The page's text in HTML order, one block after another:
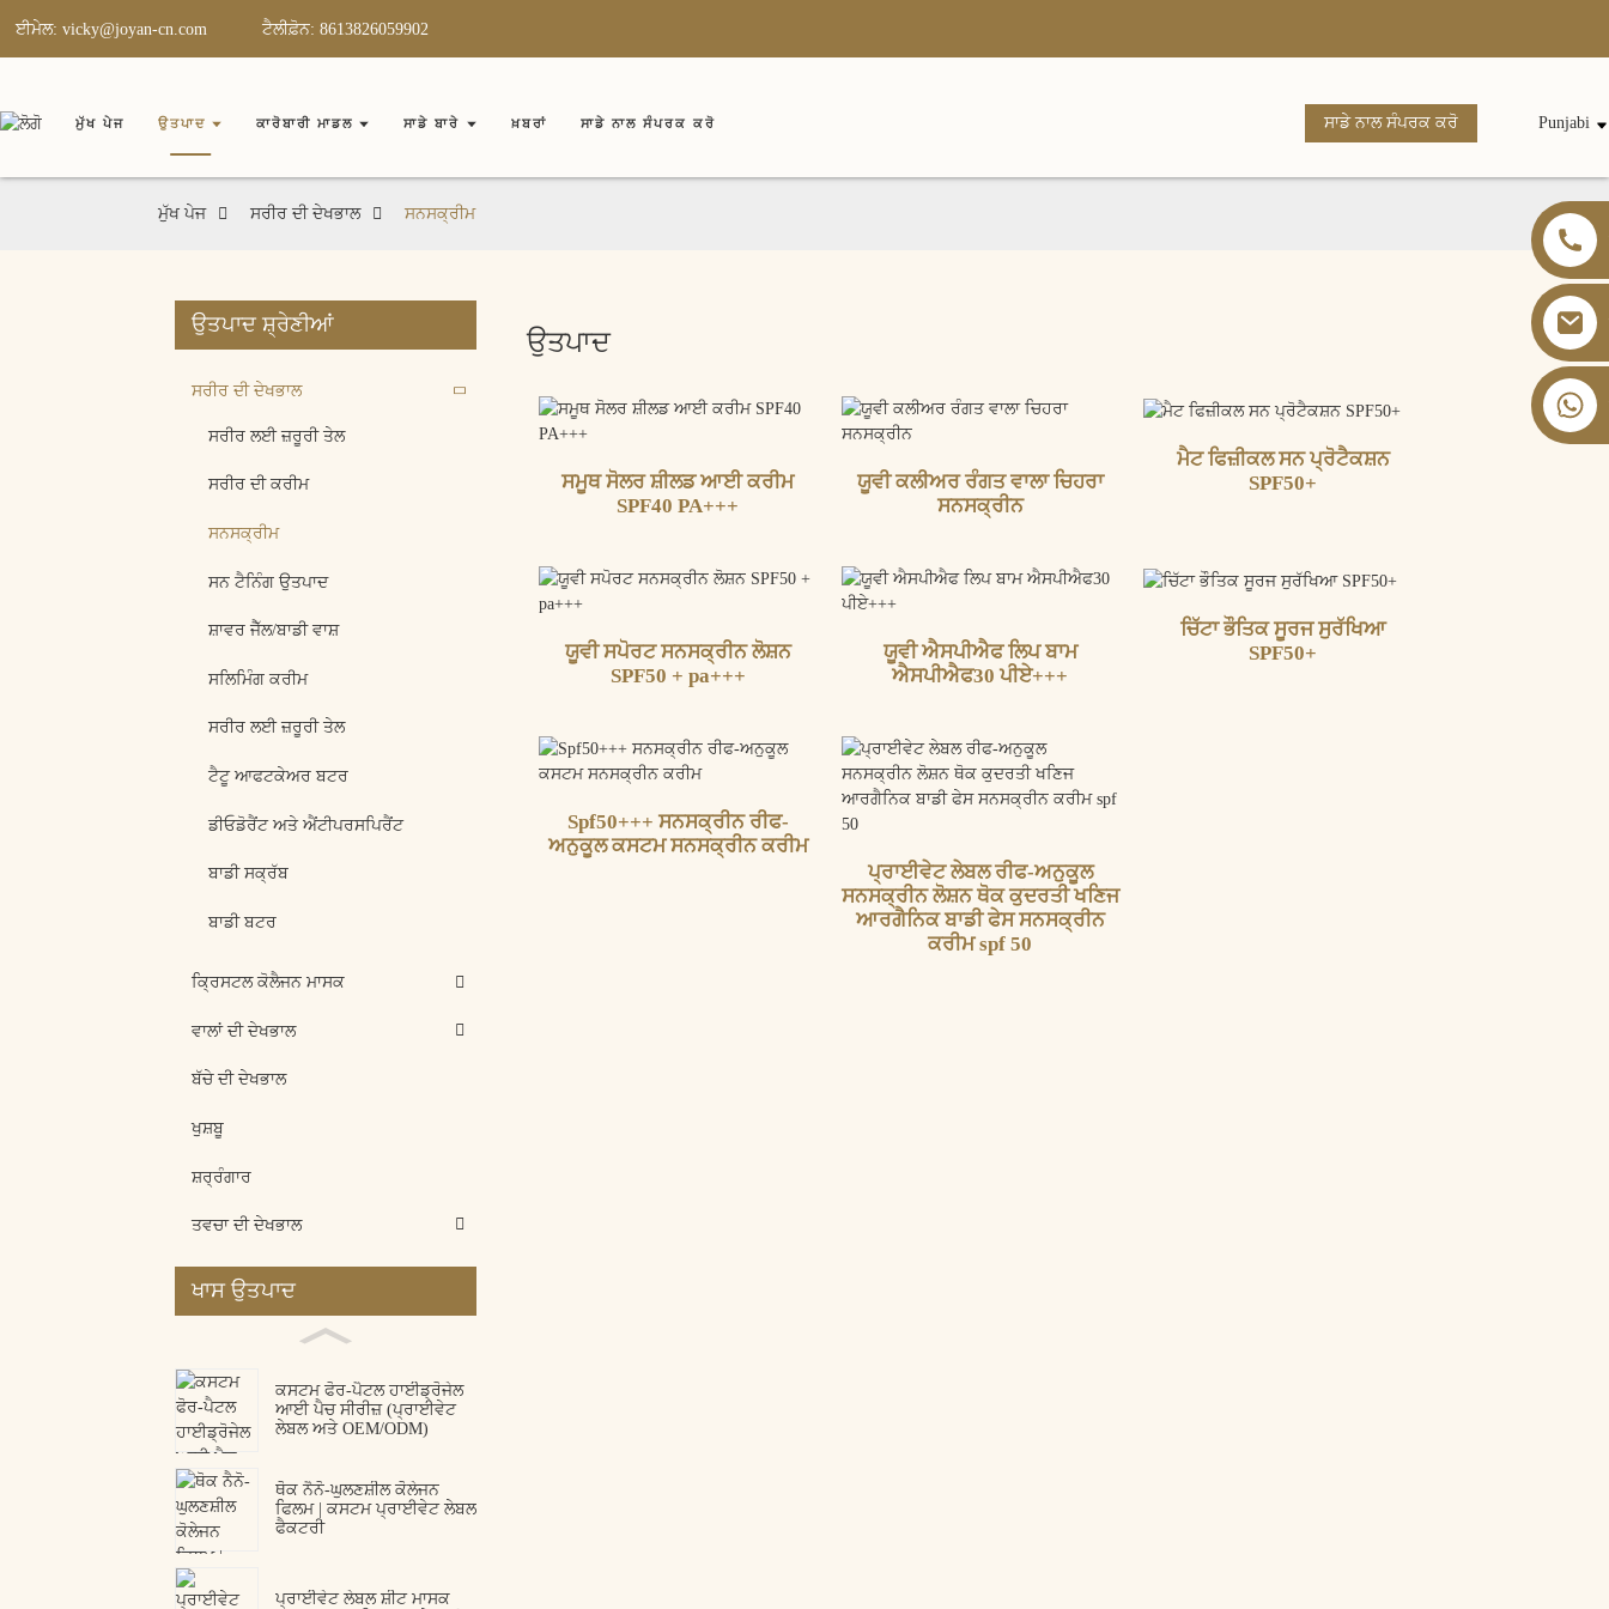
ਈਮੇਲ: vicky@joyan-cn.com ਟੈਲੀਫ਼ੋਨ: 8613826059902
ਮੁੱਖ ਪੇਜ ਉਤਪਾਦ ਕਾਰੋਬਾਰੀ ਮਾਡਲ ਸਾਡੇ ਬਾਰੇ ਖ਼ਬਰਾਂ ਸਾਡੇ ਨਾਲ ਸੰਪਰਕ ਕਰੋ ਸਾਡੇ ਨਾਲ ਸੰਪਰਕ ਕਰੋ Punjabi
ਮੁੱਖ ਪੇਜ ਸਰੀਰ ਦੀ ਦੇਖਭਾਲ ਸਨਸਕ੍ਰੀਮ
ਉਤਪਾਦ ਸ਼੍ਰੇਣੀਆਂ
ਸਰੀਰ ਦੀ ਦੇਖਭਾਲ
ਸਰੀਰ ਲਈ ਜ਼ਰੂਰੀ ਤੇਲ
ਸਰੀਰ ਦੀ ਕਰੀਮ
ਸਨਸਕ੍ਰੀਮ
ਸਨ ਟੈਨਿੰਗ ਉਤਪਾਦ
ਸ਼ਾਵਰ ਜੈੱਲ/ਬਾਡੀ ਵਾਸ਼
ਸਲਿਮਿੰਗ ਕਰੀਮ
ਸਰੀਰ ਲਈ ਜ਼ਰੂਰੀ ਤੇਲ
ਟੈਟੂ ਆਫਟਕੇਅਰ ਬਟਰ
ਡੀਓਡੋਰੈਂਟ ਅਤੇ ਐਂਟੀਪਰਸਪਿਰੈਂਟ
ਬਾਡੀ ਸਕ੍ਰੱਬ
ਬਾਡੀ ਬਟਰ
ਕ੍ਰਿਸਟਲ ਕੋਲੈਜਨ ਮਾਸਕ
ਵਾਲਾਂ ਦੀ ਦੇਖਭਾਲ
ਬੱਚੇ ਦੀ ਦੇਖਭਾਲ
ਖੁਸ਼ਬੂ
ਸ਼ਰ੍ਰੰਗਾਰ
ਤਵਚਾ ਦੀ ਦੇਖਭਾਲ
ਖਾਸ ਉਤਪਾਦ
ਕਸਟਮ ਫੋਰ-ਪੈਟਲ ਹਾਈਡ੍ਰੋਜੇਲ
ਆਈ ਪੈਚ ਸੀਰੀਜ਼ (ਪ੍ਰਾਈਵੇਟ
ਲੇਬਲ ਅਤੇ OEM/ODM)
ਥੋਕ ਨੈਨੋ-ਘੁਲਣਸ਼ੀਲ ਕੋਲੇਜਨ
ਫਿਲਮ | ਕਸਟਮ ਪ੍ਰਾਈਵੇਟ ਲੇਬਲ
ਫੈਕਟਰੀ
ਪ੍ਰਾਈਵੇਟ ਲੇਬਲ ਸ਼ੀਟ ਮਾਸਕ
ਉਤਪਾਦ
ਸਮੂਥ ਸੋਲਰ ਸ਼ੀਲਡ ਆਈ ਕਰੀਮ
SPF40 PA+++
ਯੂਵੀ ਕਲੀਅਰ ਰੰਗਤ ਵਾਲਾ ਚਿਹਰਾ
ਸਨਸਕ੍ਰੀਨ
ਮੈਟ ਫਿਜ਼ੀਕਲ ਸਨ ਪ੍ਰੋਟੈਕਸ਼ਨ
SPF50+
ਯੂਵੀ ਸਪੋਰਟ ਸਨਸਕ੍ਰੀਨ ਲੋਸ਼ਨ
SPF50 + pa+++
ਯੂਵੀ ਐਸਪੀਐਫ ਲਿਪ ਬਾਮ
ਐਸਪੀਐਫ30 ਪੀਏ+++
ਚਿੱਟਾ ਭੌਤਿਕ ਸੂਰਜ ਸੁਰੱਖਿਆ
SPF50+
Spf50+++ ਸਨਸਕ੍ਰੀਨ ਰੀਫ-
ਅਨੁਕੂਲ ਕਸਟਮ ਸਨਸਕ੍ਰੀਨ ਕਰੀਮ
ਪ੍ਰਾਈਵੇਟ ਲੇਬਲ ਰੀਫ-ਅਨੁਕੂਲ
ਸਨਸਕ੍ਰੀਨ ਲੋਸ਼ਨ ਥੋਕ ਕੁਦਰਤੀ ਖਣਿਜ
ਆਰਗੈਨਿਕ ਬਾਡੀ ਫੇਸ ਸਨਸਕ੍ਰੀਨ
ਕਰੀਮ spf 50